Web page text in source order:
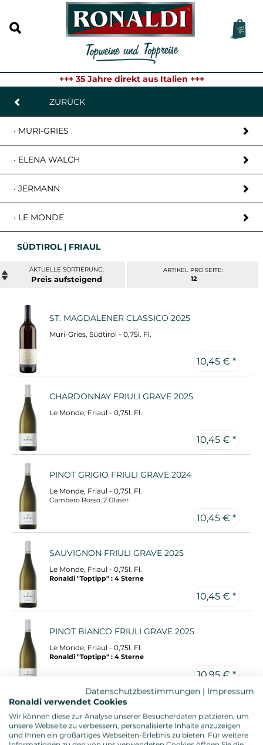
+++ 35 Jahre direkt aus Italien +++
ZURÜCK
· MURI-GRIES
· ELENA WALCH
· JERMANN
· LE MONDE
SÜDTIROL | FRIAUL
Preis
ARTIKEL PRO SEITE:
12
ST. MAGDALENER CLASSICO 2025
Muri-Gries, Südtirol - 0,75l. Fl.
10,45 € *
CHARDONNAY FRIULI GRAVE 2025
Le Monde, Friaul - 0,75l. Fl.
10,45 € *
PINOT GRIGIO FRIULI GRAVE 2024
Le Monde, Friaul - 0,75l. Fl.
Gambero Rosso: 2 Gläser
10,45 € *
SAUVIGNON FRIULI GRAVE 2025
Le Monde, Friaul - 0,75l. Fl.
Ronaldi "Toptipp" : 4 Sterne
10,45 € *
PINOT BIANCO FRIULI GRAVE 2025
Le Monde, Friaul - 0,75l. Fl.
Ronaldi "Toptipp" : 4 Sterne
10,95 € *
Muri-Gries, Südtirol - 0,75l. Fl.
Datenschutzbestimmungen | Impressum
Ronaldi verwendet Cookies
Wir können diese zur Analyse unserer Besucherdaten platzieren, um
unsere Webseite zu verbessern, personalisierte Inhalte anzuzeigen
und Ihnen ein großartiges Webseiten-Erlebnis zu bieten. Für weitere